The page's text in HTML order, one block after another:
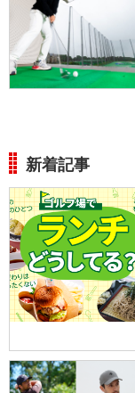
新着記事